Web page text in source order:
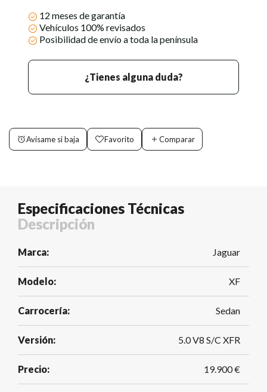
12 meses de garantía
Vehículos 100% revisados
Posibilidad de envío a toda la península
¿Tienes alguna duda?
Avísame si baja Favorito Comparar
Especificaciones Técnicas
Descripción
Marca: Jaguar
Modelo: XF
Carrocería: Sedan
Versión: 5.0 V8 S/C XFR
Precio: 19.900 €